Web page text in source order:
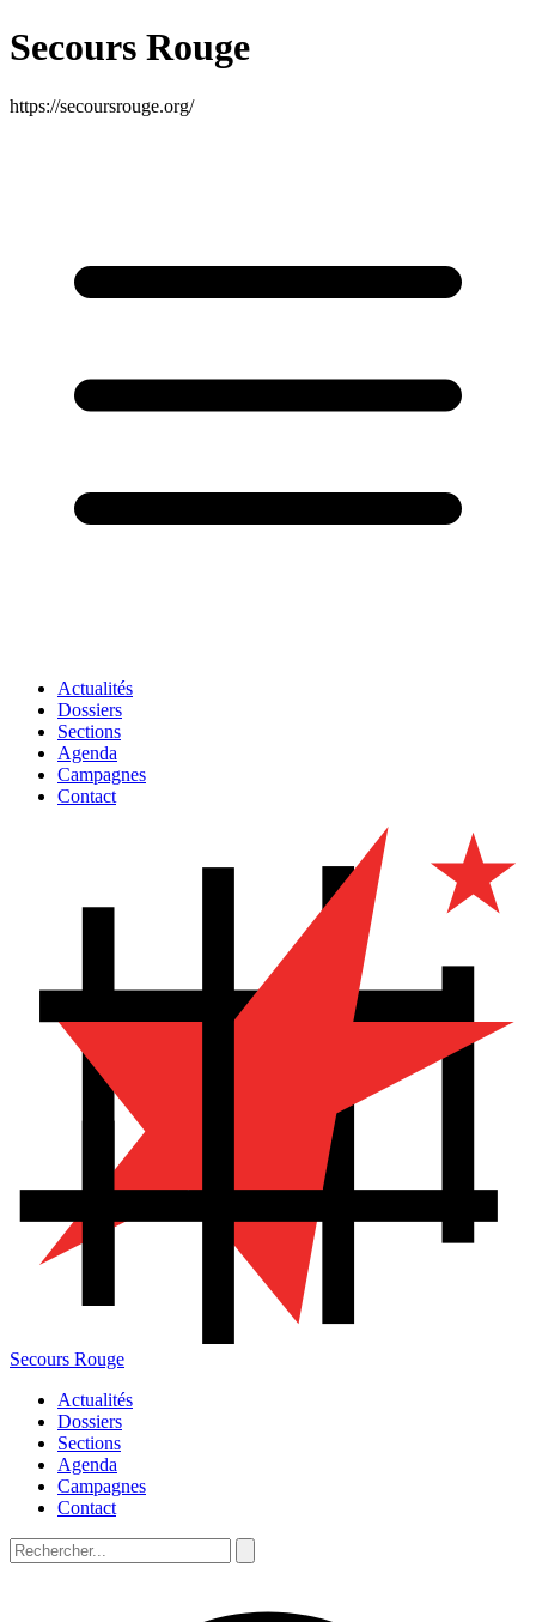
Secours Rouge
https://secoursrouge.org/
Actualités
Dossiers
Sections
Agenda
Campagnes
Contact
Secours Rouge
Actualités
Dossiers
Sections
Agenda
Campagnes
Contact